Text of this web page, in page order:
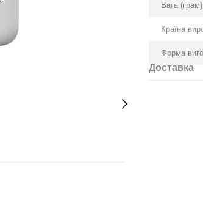
Вага (грам)
Країна
Форма
Доставка